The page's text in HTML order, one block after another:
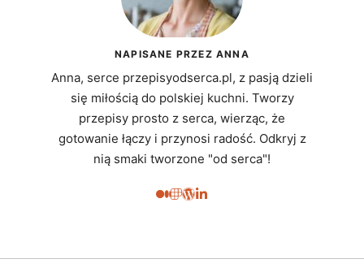
NAPISANE PRZEZ ANNA
Anna, serce przepisyodserca.pl, z pasją dzieli
się miłością do polskiej kuchni. Tworzy
przepisy prosto z serca, wierząc, że
gotowanie łączy i przynosi radość. Odkryj z
nią smaki tworzone "od serca"!